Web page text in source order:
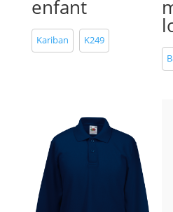
enfant
Kariban K249